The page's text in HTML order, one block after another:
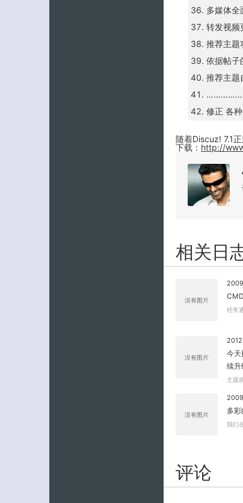
多媒体全
转发视频
推荐主题
依据帖子
推荐主题
修正 各
随着Discuz! 7.1
下载： http://
相关日
没有图片
经常
没有图片
今天
续
主题
没有图片 多
我们
评论